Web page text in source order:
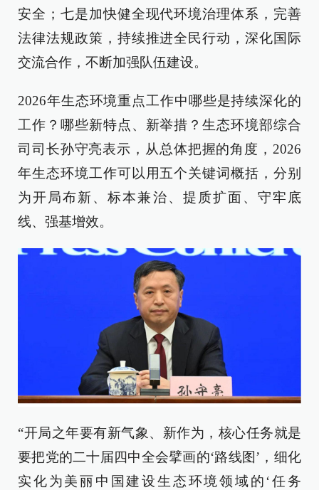
安全；七是加快健全现代环境治理体系，完善
法律法规政策，持续推进全民行动，深化国际
交流合作，不断加强队伍建设。
2026年生态环境重点工作中哪些是持续深化的
工作？哪些新特点、新举措？生态环境部综合
司司长孙守亮表示，从总体把握的角度，2026
年生态环境工作可以用五个关键词概括，分别
为开局布新、标本兼治、提质扩面、守牢底
线、强基增效。
“开局之年要有新气象、新作为，核心任务就是
要把党的二十届四中全会擘画的‘路线图’，细化
实化为美丽中国建设生态环境领域的‘任务